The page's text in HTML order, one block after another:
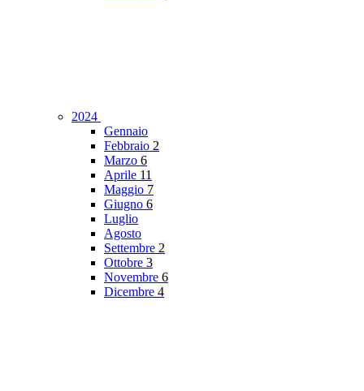
2024
Gennaio
Febbraio 2
Marzo 6
Aprile 11
Maggio 7
Giugno 6
Luglio
Agosto
Settembre 2
Ottobre 3
Novembre 6
Dicembre 4